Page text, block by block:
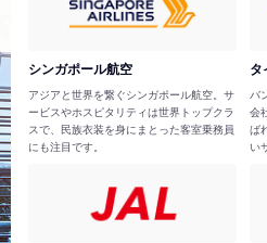
シンガポール航空
アジアと世界を繋ぐシンガポール航空。サ
ービスやホスピタリティは世界トップクラ
スで、民族衣装を身にまとった客室乗務員
にも注目です。
タ
バ
会
ば
い